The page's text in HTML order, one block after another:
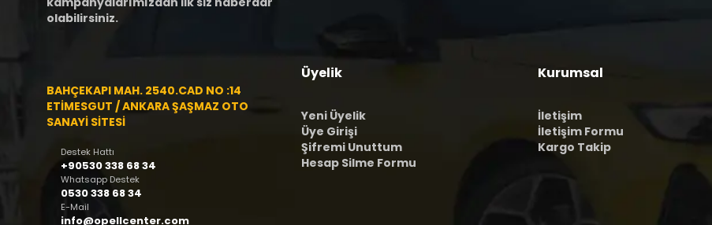
olabilirsiniz.
BAHÇEKAPI MAH. 2540.CAD NO :14
ETİMESGUT / ANKARA ŞAŞMAZ OTO
SANAYİ SİTESİ
Destek Hattı
+90530 338 68 34
Whatsapp Destek
0530 338 68 34
E-Mail
info@opellcenter.com
Üyelik
Yeni Üyelik
Üye Girişi
Şifremi Unuttum
Hesap Silme Formu
Kurumsal
İletişim
İletişim Formu
Kargo Takip